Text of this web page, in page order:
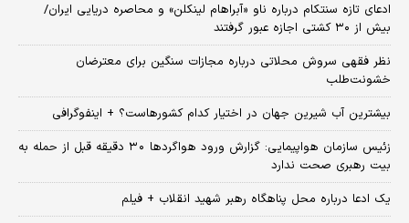
ادعای تازه سنتکام درباره ناو «آبراهام لینکلن» و محاصره دریایی ایران/
بیش از ۳۰ کشتی اجازه عبور گرفتند
نظر فقهی سروش محلاتی درباره مجازات سنگین برای معترضان
خشونت‌طلب
بیشترین آب شیرین جهان در اختیار کدام کشورهاست؟ + اینفوگرافی
زئیس سازمان هواپیمایی: گزارش ورود هواگردها ٣٠ دقیقه قبل از حمله به
بیت رهبری صحت ندارد
یک ادعا درباره محل پناهگاه‌ رهبر شهید انقلاب + فیلم